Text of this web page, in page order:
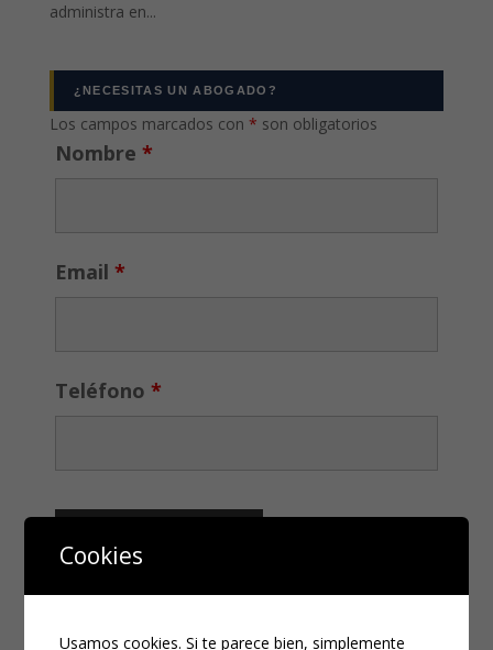
administra en...
¿NECESITAS UN ABOGADO?
Los campos marcados con * son obligatorios
Nombre *
Email *
Teléfono *
Cookies
Usamos cookies. Si te parece bien, simplemente